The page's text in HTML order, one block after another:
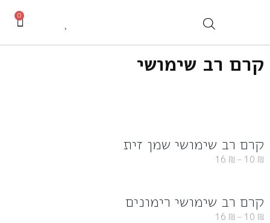
0
קרם רב שימושי
קרם רב שימושי שמן זית
10 ₪
–
16 ₪
קרם רב שימושי רימונים
10 ₪
–
16 ₪